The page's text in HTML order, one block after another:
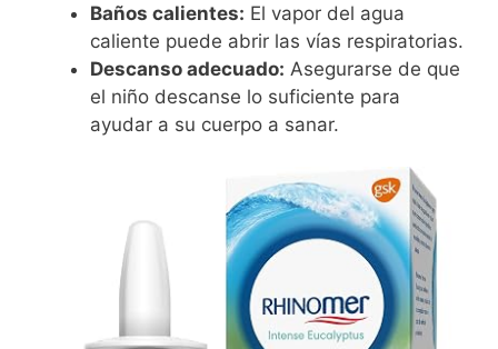
Baños calientes: El vapor del agua
caliente puede abrir las vías respiratorias.
Descanso adecuado: Asegurarse de que
el niño descanse lo suficiente para
ayudar a su cuerpo a sanar.